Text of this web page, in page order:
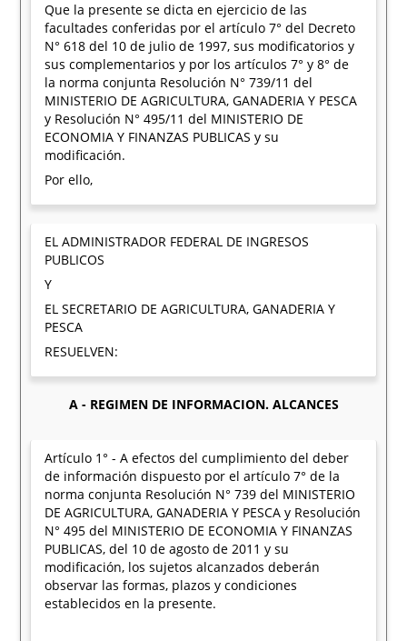
Que la presente se dicta en ejercicio de las
facultades conferidas por el artículo 7° del Decreto
N° 618 del 10 de julio de 1997, sus modificatorios y
sus complementarios y por los artículos 7° y 8° de
la norma conjunta Resolución N° 739/11 del
MINISTERIO DE AGRICULTURA, GANADERIA Y PESCA
y Resolución N° 495/11 del MINISTERIO DE
ECONOMIA Y FINANZAS PUBLICAS y su
modificación.
Por ello,
EL ADMINISTRADOR FEDERAL DE INGRESOS
PUBLICOS
Y
EL SECRETARIO DE AGRICULTURA, GANADERIA Y
PESCA
RESUELVEN:
A - REGIMEN DE INFORMACION. ALCANCES
Artículo 1° - A efectos del cumplimiento del deber
de información dispuesto por el artículo 7° de la
norma conjunta Resolución N° 739 del MINISTERIO
DE AGRICULTURA, GANADERIA Y PESCA y Resolución
N° 495 del MINISTERIO DE ECONOMIA Y FINANZAS
PUBLICAS, del 10 de agosto de 2011 y su
modificación, los sujetos alcanzados deberán
observar las formas, plazos y condiciones
establecidos en la presente.